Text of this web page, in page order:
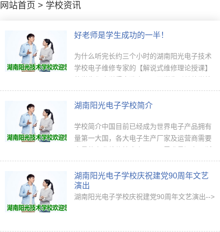
网站首页 > 学校资讯
好老师是学生成功的一半！
为什么听完长约三个小时的湖南阳光电子技术
学校电子维修专家的【解说式维修理论授课】
老师45分钟的说教式上课，一节课下来会让学
生觉得疲惫不堪，昏昏欲睡？这种现象在一
湖南阳光电子学校简介
学校简介中国目前已经成为世界电子产品拥有
量第一大国，各大电子生产厂家及运营商需要
增长，而另一方面，电子产品从业人员水平参
差不齐，专业维修人才奇缺。以湖南省为例，
…
湖南阳光电子学校庆祝建党90周年文艺
演出
湖南阳光电子学校庆祝建党90周年文艺演出-->